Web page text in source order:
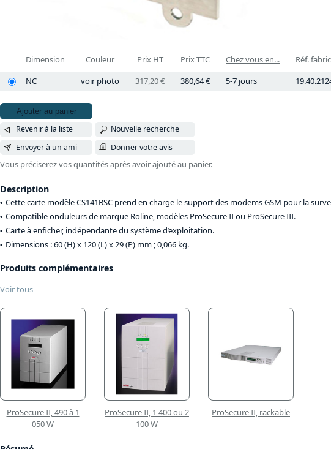
Dimension Couleur Prix HT Prix TTC Chez vous en...
Réf.
NC
voir photo 317,20 € 380,64 € 5-7 jours
Ajouter au panier
Revenir à la liste
Nouvelle recherche
Envoyer à un ami
Donner votre avis
Vous préciserez vos quantités après avoir ajouté au panier.
Description
Cette carte modèle CS141BSC prend en charge le support des modems GSM pour la
Compatible onduleurs de marque Roline, modèles ProSecure II ou ProSecure III.
Carte à enficher, indépendante du système d’exploitation.
Dimensions : 60 (H) x 120 (L) x 29 (P) mm ; 0,066 kg.
Produits complémentaires
Voir tous
ProSecure II, 490 à 1
050 W
ProSecure II, 1 400 ou 2
100 W
ProSecure II, rackable